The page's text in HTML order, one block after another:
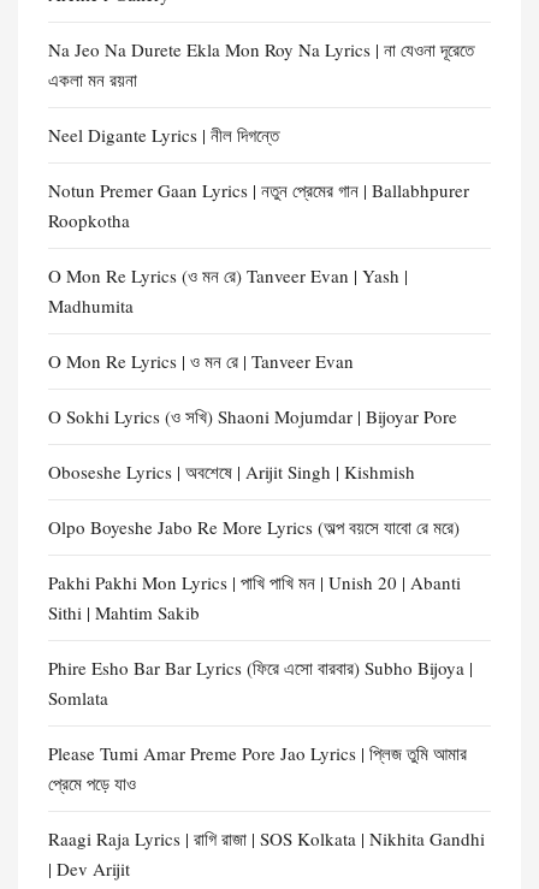
Na Jeo Na Durete Ekla Mon Roy Na Lyrics | না যেওনা দূরেতে
একলা মন রয়না
Neel Digante Lyrics | নীল দিগন্তে
Notun Premer Gaan Lyrics | নতুন প্রেমের গান | Ballabhpurer
Roopkotha
O Mon Re Lyrics (ও মন রে) Tanveer Evan | Yash |
Madhumita
O Mon Re Lyrics | ও মন রে | Tanveer Evan
O Sokhi Lyrics (ও সখি) Shaoni Mojumdar | Bijoyar Pore
Oboseshe Lyrics | অবশেষে | Arijit Singh | Kishmish
Olpo Boyeshe Jabo Re More Lyrics (অল্প বয়সে যাবো রে মরে)
Pakhi Pakhi Mon Lyrics | পাখি পাখি মন | Unish 20 | Abanti
Sithi | Mahtim Sakib
Phire Esho Bar Bar Lyrics (ফিরে এসো বারবার) Subho Bijoya |
Somlata
Please Tumi Amar Preme Pore Jao Lyrics | প্লিজ তুমি আমার
প্রেমে পড়ে যাও
Raagi Raja Lyrics | রাগি রাজা | SOS Kolkata | Nikhita Gandhi
| Dev Arijit